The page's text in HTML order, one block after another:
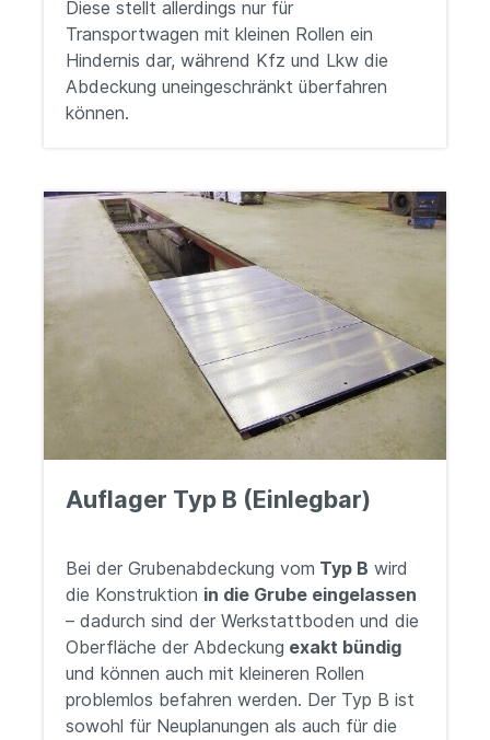
Diese stellt allerdings nur für
Transportwagen mit kleinen Rollen ein
Hindernis dar, während Kfz und Lkw die
Abdeckung uneingeschränkt überfahren
können.
Auflager Typ B (Einlegbar)
Bei der Grubenabdeckung vom Typ B wird
die Konstruktion in die Grube eingelassen
– dadurch sind der Werkstattboden und die
Oberfläche der Abdeckung exakt bündig
und können auch mit kleineren Rollen
problemlos befahren werden. Der Typ B ist
sowohl für Neuplanungen als auch für die